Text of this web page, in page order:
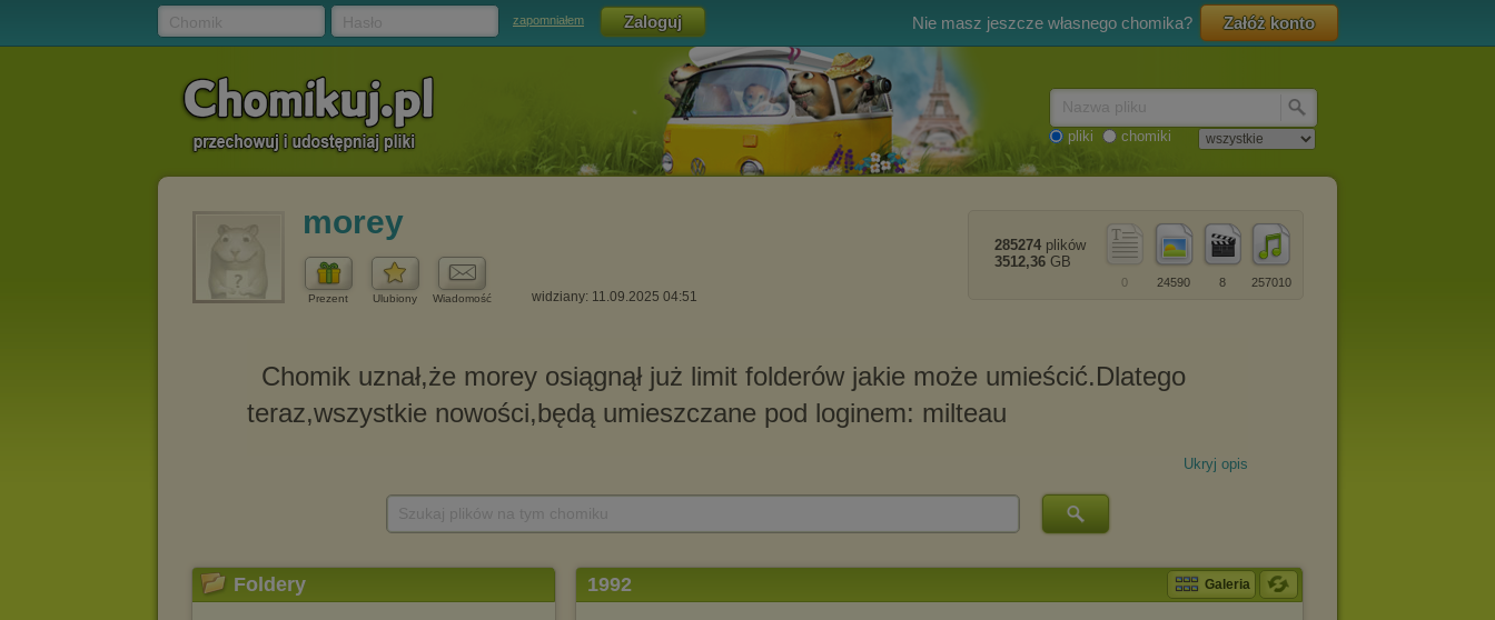
zapomniałem Nie masz jeszcze własnego chomika? Załóż konto
pliki chomiki
morey
Prezent Ulubiony Wiadomość widziany: 11.09.2025 04:51
257010
8
24590
0
285274 plików
3512,36 GB
Ukryj opis
Foldery 1992 Galeria